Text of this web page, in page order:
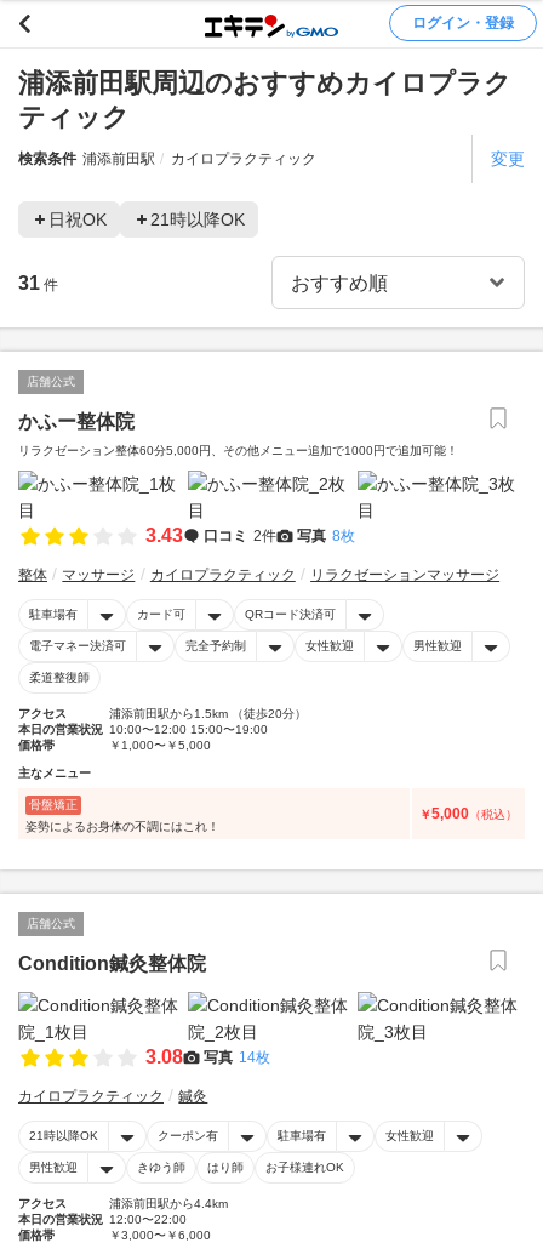
ログイン・登録
浦添前田駅周辺のおすすめカイロプラク
ティック
検索条件 浦添前田駅 カイロプラクティック 変更
日祝OK 21時以降OK
31 件
店舗公式
かふー整体院
リラクゼーション整体60分5,000円、その他メニュー追加で1000円で追加可能！
3.43 口コミ 2件 写真 8枚
整体 マッサージ カイロプラクティック リラクゼーションマッサージ
駐車場有 カード可 QRコード決済可
電子マネー決済可 完全予約制 女性歓迎 男性歓迎
柔道整復師
アクセス
浦添前田駅から1.5km （徒歩20分）
本日の営業状況 10:00〜12:00 15:00〜19:00
価格帯
￥1,000〜￥5,000
主なメニュー
骨盤矯正
姿勢によるお身体の不調にはこれ！
￥5,000 （税込）
店舗公式
Condition鍼灸整体院
3.08 写真 14枚
カイロプラクティック 鍼灸
21時以降OK クーポン有 駐車場有 女性歓迎
男性歓迎 きゆう師 はり師 お子様連れOK
アクセス
浦添前田駅から4.4km
本日の営業状況 12:00〜22:00
価格帯
￥3,000〜￥6,000